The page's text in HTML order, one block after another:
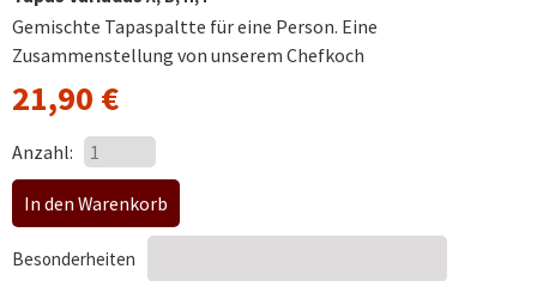
Gemischte Tapaspaltte für eine Person. Eine
Zusammenstellung von unserem Chefkoch
21,90 €
Anzahl:
Besonderheiten